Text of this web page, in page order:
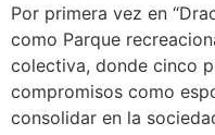
Por primera vez en
como Parque
colectiva, donde cinco
compromisos como
consolidar en la